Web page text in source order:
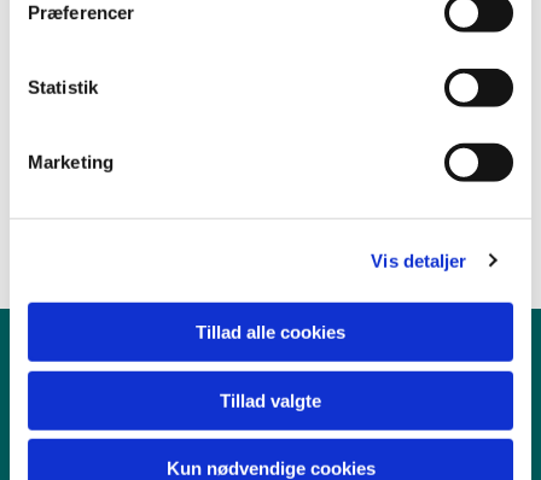
Præferencer
Statistik
Marketing
Vis detaljer
Tillad alle cookies
Tillad valgte
Kun nødvendige cookies
Børn & Unge
Konfirmation/Konfirmander
Minikonfirmander